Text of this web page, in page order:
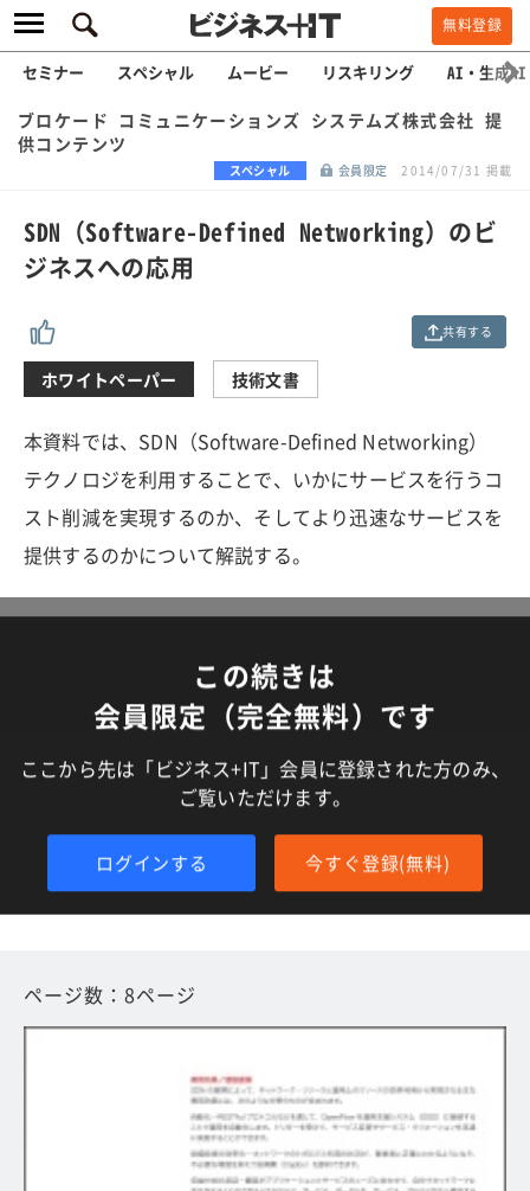
無料登録
セミナー スペシャル ムービー リスキリング AI・生成AI
ブロケード コミュニケーションズ システムズ株式会社 提
供コンテンツ
スペシャル 会員限定 2014/07/31 掲載
SDN（Software-Defined Networking）のビ
ジネスへの応用
共有する
ホワイトペーパー 技術文書
本資料では、SDN（Software-Defined Networking）
テクノロジを利用することで、いかにサービスを行うコ
スト削減を実現するのか、そしてより迅速なサービスを
提供するのかについて解説する。
この続きは
会員限定（完全無料）です
ここから先は「ビジネス+IT」会員に登録された方のみ、
ご覧いただけます。
ログインする 今すぐ登録(無料)
ページ数：8ページ